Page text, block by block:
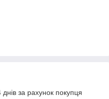
за рахунок покупця